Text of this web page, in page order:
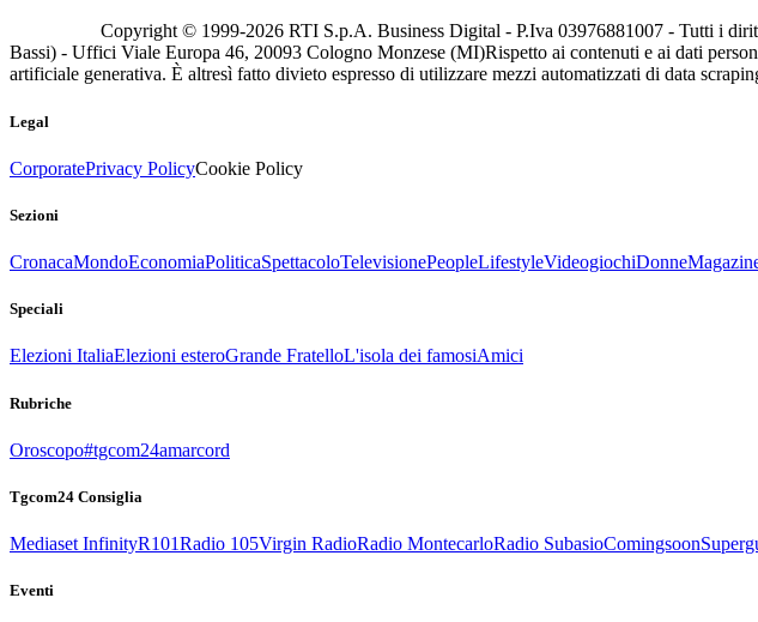
Copyright © 1999-2026 RTI S.p.A. Business Digital - P.Iva 03976881007 - Tutti i
Bassi) - Uffici Viale Europa 46, 20093 Cologno Monzese (MI)Rispetto ai contenuti e ai dati
artificiale generativa. È altresì fatto divieto espresso di utilizzare mezzi automatizzati di data
Legal
CorporatePrivacy PolicyCookie Policy
Sezioni
CronacaMondoEconomiaPoliticaSpettacoloTelevisionePeopleLifestyleVideogiochiDonne
Speciali
Elezioni ItaliaElezioni esteroGrande FratelloL'isola dei famosiAmici
Rubriche
Oroscopo#tgcom24amarcord
Tgcom24 Consiglia
Mediaset InfinityR101Radio 105Virgin RadioRadio MontecarloRadio SubasioComingsoon
Eventi